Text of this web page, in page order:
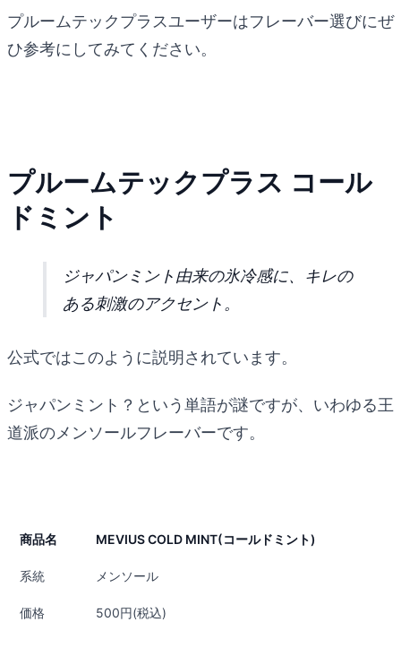
プルームテックプラスユーザーはフレーバー選びにぜ
ひ参考にしてみてください。
プルームテックプラス コール
ドミント
ジャパンミント由来の氷冷感に、キレの
ある刺激のアクセント。
公式ではこのように説明されています。
ジャパンミント？という単語が謎ですが、いわゆる王
道派のメンソールフレーバーです。
商品名 MEVIUS COLD MINT(コールドミント)
系統 メンソール
価格 500円(税込)